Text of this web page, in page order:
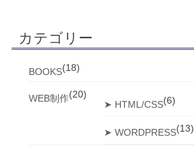
カテゴリー
BOOKS(18)
WEB制作(20)
➤ HTML/CSS(6)
➤ WORDPRESS(13)